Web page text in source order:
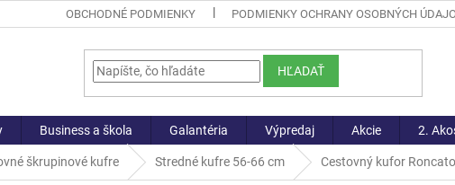
OBCHODNÉ PODMIENKY PODMIENKY OCHRANY OSOBNÝCH
HĽADAŤ
Business a škola Galantéria Výpredaj Akcie 2.
škrupinové kufre Stredné kufre 56-66 cm Cestovný kufor